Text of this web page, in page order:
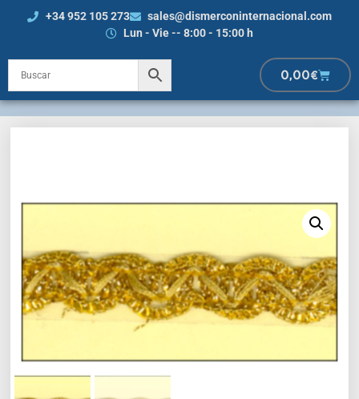
+34 952 105 273
sales@dismerconinternacional.com
Lun - Vie -- 8:00 - 15:00 h
0,00€